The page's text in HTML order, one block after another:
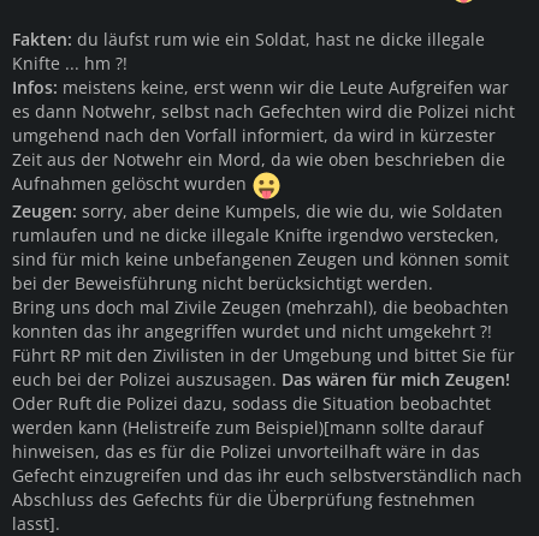
Fakten: du läufst rum wie ein Soldat, hast ne dicke illegale
Knifte ... hm ?!
Infos: meistens keine, erst wenn wir die Leute Aufgreifen war
es dann Notwehr, selbst nach Gefechten wird die Polizei nicht
umgehend nach den Vorfall informiert, da wird in kürzester
Zeit aus der Notwehr ein Mord, da wie oben beschrieben die
Aufnahmen gelöscht wurden
Zeugen: sorry, aber deine Kumpels, die wie du, wie Soldaten
rumlaufen und ne dicke illegale Knifte irgendwo verstecken,
sind für mich keine unbefangenen Zeugen und können somit
bei der Beweisführung nicht berücksichtigt werden.
Bring uns doch mal Zivile Zeugen (mehrzahl), die beobachten
konnten das ihr angegriffen wurdet und nicht umgekehrt ?!
Führt RP mit den Zivilisten in der Umgebung und bittet Sie für
euch bei der Polizei auszusagen. Das wären für mich Zeugen!
Oder Ruft die Polizei dazu, sodass die Situation beobachtet
werden kann (Helistreife zum Beispiel)[mann sollte darauf
hinweisen, das es für die Polizei unvorteilhaft wäre in das
Gefecht einzugreifen und das ihr euch selbstverständlich nach
Abschluss des Gefechts für die Überprüfung festnehmen
lasst].